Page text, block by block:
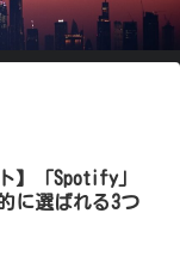
】「Spotify」
に選ばれる3つ